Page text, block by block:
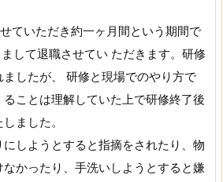
ていただき約一ヶ月間という期間で
して退職させてい ただきます。研修
したが、 研修と現場でのやり方で
ことは理解していた上で研修終了後
ました。
しようとすると指摘をされたり、物
かったり、手洗いしようとすると嫌